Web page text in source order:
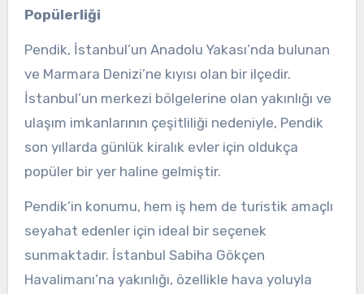
Popülerliği
Pendik, İstanbul’un Anadolu Yakası’nda bulunan
ve Marmara Denizi’ne kıyısı olan bir ilçedir.
İstanbul’un merkezi bölgelerine olan yakınlığı ve
ulaşım imkanlarının çeşitliliği nedeniyle, Pendik
son yıllarda günlük kiralık evler için oldukça
popüler bir yer haline gelmiştir.
Pendik’in konumu, hem iş hem de turistik amaçlı
seyahat edenler için ideal bir seçenek
sunmaktadır. İstanbul Sabiha Gökçen
Havalimanı’na yakınlığı, özellikle hava yoluyla